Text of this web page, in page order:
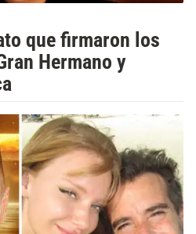
que firmaron los
Hermano y